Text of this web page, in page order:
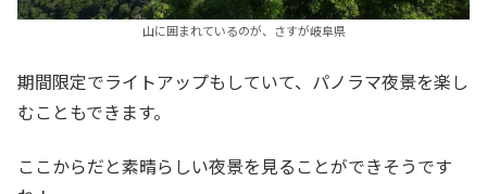
山に囲まれているのが、さすが岐阜県
期間限定でライトアップもしていて、パノラマ夜景を楽し
むこともできます。
ここからだと素晴らしい夜景を見ることができそうです